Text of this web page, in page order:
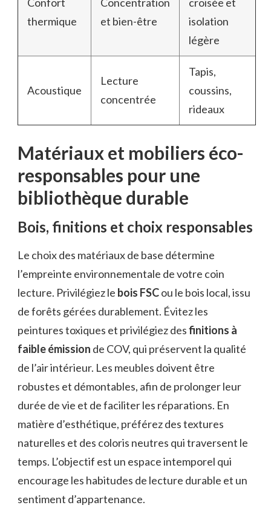
thermique
et bien-être
isolation
légère
Acoustique
Lecture
concentrée
Tapis,
coussins,
rideaux
Matériaux et mobiliers éco-
responsables pour une
bibliothèque durable
Bois, finitions et choix responsables
Le choix des matériaux de base détermine
l’empreinte environnementale de votre coin
lecture. Privilégiez le bois FSCou le bois local, issu
de forêts gérées durablement. Évitez les
peintures toxiques et privilégiez desfinitions à
faible émission de COV, qui préservent la qualité
de l’air intérieur. Les meubles doivent être
robustes et démontables, afin de prolonger leur
durée de vie et de faciliter les réparations. En
matière d’esthétique, préférez des textures
naturelles et des coloris neutres qui traversent le
temps. L’objectif est un espace intemporel qui
encourage les habitudes de lecture durable et un
sentiment d’appartenance.